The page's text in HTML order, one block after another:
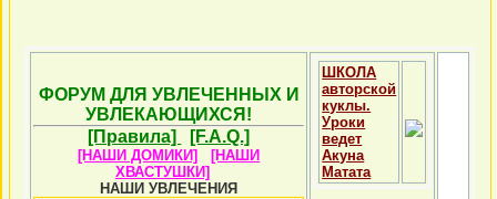
ФОРУМ ДЛЯ УВЛЕЧЕННЫХ И
УВЛЕКАЮЩИХСЯ!
[Правила]
[F.A.Q.]
[НАШИ ДОМИКИ]
[НАШИ
ХВАСТУШКИ]
НАШИ УВЛЕЧЕНИЯ
ШКОЛА
авторской
куклы.
Уроки
ведет
Акуна
Матата